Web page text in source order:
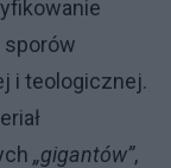
sporów
i teologicznej.
„gigantów”,